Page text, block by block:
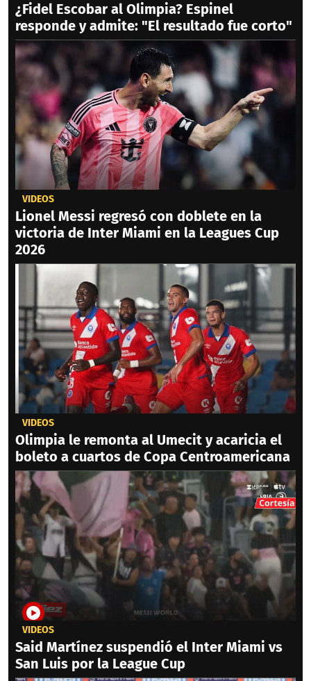
¿Fidel Escobar al Olimpia? Espinel
responde y admite: "El resultado fue corto"
VIDEOS
Lionel Messi regresó con doblete en la
victoria de Inter Miami en la Leagues Cup
2026
VIDEOS
Olimpia le remonta al Umecit y acaricia el
boleto a cuartos de Copa Centroamericana
VIDEOS
Said Martínez suspendió el Inter Miami vs
San Luis por la League Cup